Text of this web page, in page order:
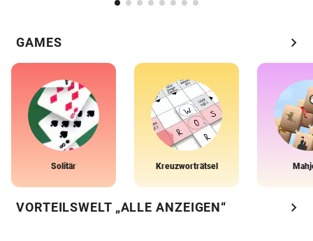
GAMES chevron_right
Solitär Kreuzworträtsel
VORTEILSWELT „ALLE ANZEIGEN“ chevron_right